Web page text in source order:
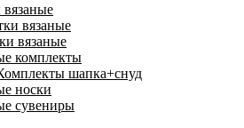
вязаные
вязаные
комплекты
шапка+снуд
носки
сувениры